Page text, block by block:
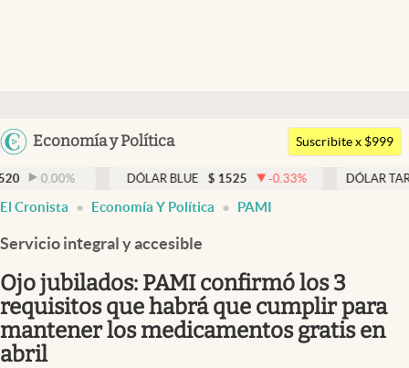
Argentina
Uruguay
Economía y Política
Members
Economía y Política
Finanzas y Mercados
Mercados Online
Negocios
Columnistas
Otras secciones
Suscribite x $999
DÓLAR BLUE $ 1525 -0.33% DÓLAR TARJETA $
El Cronista Economía Y Política PAMI
Servicio integral y accesible
Ojo jubilados: PAMI confirmó los 3
requisitos que habrá que cumplir para
mantener los medicamentos gratis en
abril